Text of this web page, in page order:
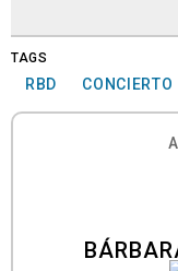
TAGS
RBD CONCIERTO